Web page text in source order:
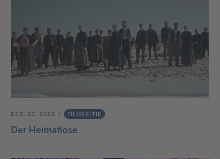
DEZ. 30, 2026 FILMKRITIK
Der Heimatlose